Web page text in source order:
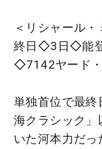
＜リシャール
終日◇3日◇能登
◇7142ヤード
単独首位で最
海クラシック」
いた河本力だ